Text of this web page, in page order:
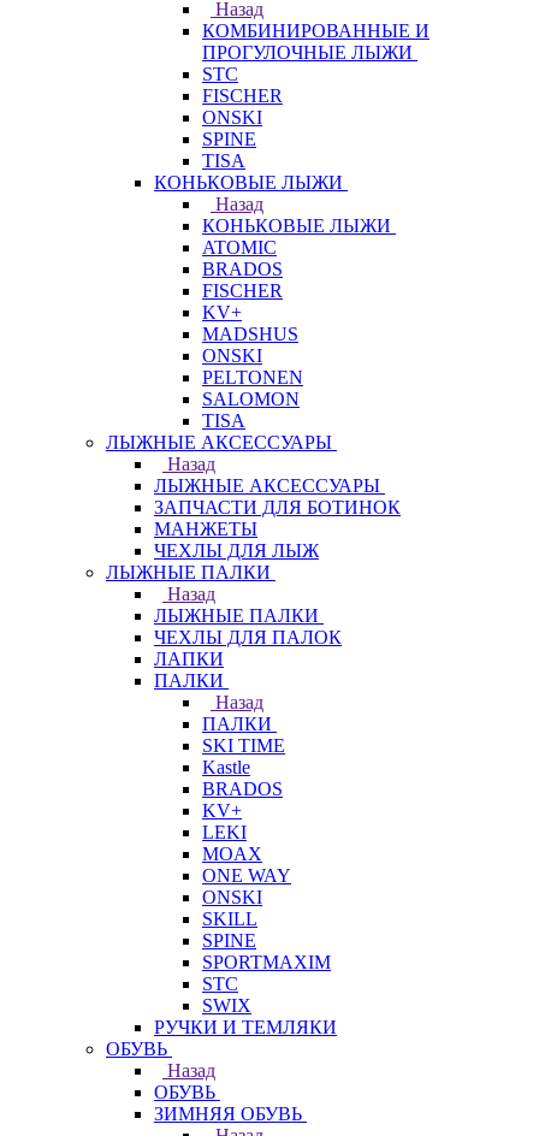
Назад
КОМБИНИРОВАННЫЕ И
ПРОГУЛОЧНЫЕ ЛЫЖИ
STC
FISCHER
ONSKI
SPINE
TISA
КОНЬКОВЫЕ ЛЫЖИ
Назад
КОНЬКОВЫЕ ЛЫЖИ
ATOMIC
BRADOS
FISCHER
KV+
MADSHUS
ONSKI
PELTONEN
SALOMON
TISA
ЛЫЖНЫЕ АКСЕССУАРЫ
Назад
ЛЫЖНЫЕ АКСЕССУАРЫ
ЗАПЧАСТИ ДЛЯ БОТИНОК
МАНЖЕТЫ
ЧЕХЛЫ ДЛЯ ЛЫЖ
ЛЫЖНЫЕ ПАЛКИ
Назад
ЛЫЖНЫЕ ПАЛКИ
ЧЕХЛЫ ДЛЯ ПАЛОК
ЛАПКИ
ПАЛКИ
Назад
ПАЛКИ
SKI TIME
Kastle
BRADOS
KV+
LEKI
MOAX
ONE WAY
ONSKI
SKILL
SPINE
SPORTMAXIM
STC
SWIX
РУЧКИ И ТЕМЛЯКИ
ОБУВЬ
Назад
ОБУВЬ
ЗИМНЯЯ ОБУВЬ